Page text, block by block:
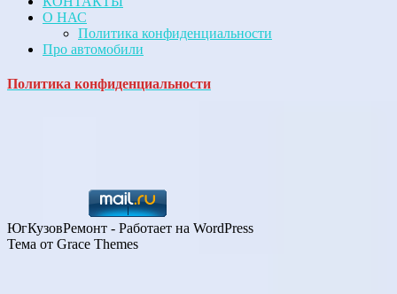
О НАС
Политика конфиденциальности
Про автомобили
Политика конфиденциальности
ЮгКузовРемонт - Работает на WordPress
Тема от Grace Themes